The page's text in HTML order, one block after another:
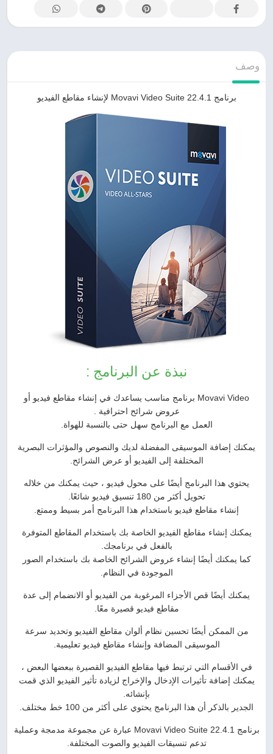
وصف
برنامج Movavi Video Suite 22.4.1 لإنشاء مقاطع الفيديو
نبذة عن البرنامج :
Movavi Video برنامج مناسب يساعدك في إنشاء مقاطع فيديو أو
عروض شرائح احترافية .
العمل مع البرنامج سهل حتى بالنسبة للهواة.
يمكنك إضافة الموسيقى المفضلة لديك والنصوص والمؤثرات البصرية
المختلفة إلى الفيديو أو عرض الشرائح.
يحتوي هذا البرنامج أيضًا على محول فيديو ، حيث يمكنك من خلاله
تحويل أكثر من 180 تنسيق فيديو شائعًا.
إنشاء مقاطع فيديو باستخدام هذا البرنامج أمر بسيط وممتع.
يمكنك إنشاء مقاطع الفيديو الخاصة بك باستخدام المقاطع المتوفرة
بالفعل في برنامجك.
كما يمكنك أيضًا إنشاء عروض الشرائح الخاصة بك باستخدام الصور
الموجودة في النظام.
يمكنك أيضًا قص الأجزاء المرغوبة من الفيديو أو الانضمام إلى عدة
مقاطع فيديو قصيرة معًا.
من الممكن أيضًا تحسين نظام ألوان مقاطع الفيديو وتحديد سرعة
الموسيقى المضافة وإنشاء مقاطع فيديو تعليمية.
في الأقسام التي ترتبط فيها مقاطع الفيديو القصيرة ببعضها البعض ،
يمكنك إضافة تأثيرات الإدخال والإخراج لزيادة تأثير الفيديو الذي قمت
بإنشائه.
الجدير بالذكر أن هذا البرنامج يحتوي على أكثر من 100 خط مختلف.
برنامج Movavi Video Suite 22.4.1 عبارة عن مجموعة مدمجة وعملية
تدعم تنسيقات الفيديو والصوت المختلفة.